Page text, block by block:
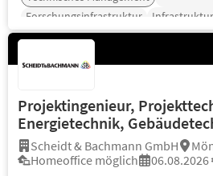
Forschungsinfrastruktur
Projektkoordination
Projektingenieur,
Energietechnik,
Scheidt & Bachmann GmbH
Homeoffice möglich
06.08.2026